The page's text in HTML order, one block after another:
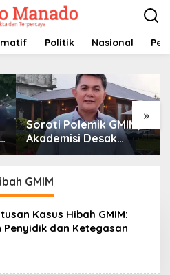
Politik Nasional
»
Soroti Polemik GMIM,
Akademisi Desak
BPMS Evaluasi Diri:
ke Politik Praktis
GMIM
Kasus Hibah GMIM:
Penyidik dan Ketegasan